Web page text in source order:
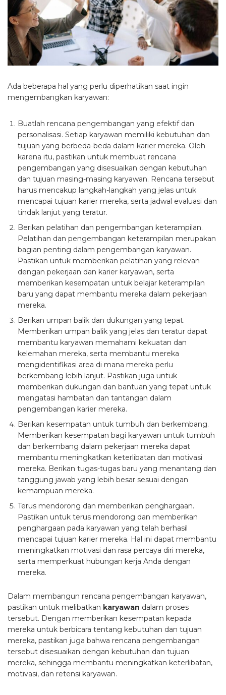
Ada beberapa hal yang perlu diperhatikan saat ingin
mengembangkan karyawan:
Buatlah rencana pengembangan yang efektif dan
personalisasi. Setiap karyawan memiliki kebutuhan dan
tujuan yang berbeda-beda dalam karier mereka. Oleh
karena itu, pastikan untuk membuat rencana
pengembangan yang disesuaikan dengan kebutuhan
dan tujuan masing-masing karyawan. Rencana tersebut
harus mencakup langkah-langkah yang jelas untuk
mencapai tujuan karier mereka, serta jadwal evaluasi dan
tindak lanjut yang teratur.
Berikan pelatihan dan pengembangan keterampilan.
Pelatihan dan pengembangan keterampilan merupakan
bagian penting dalam pengembangan karyawan.
Pastikan untuk memberikan pelatihan yang relevan
dengan pekerjaan dan karier karyawan, serta
memberikan kesempatan untuk belajar keterampilan
baru yang dapat membantu mereka dalam pekerjaan
mereka.
Berikan umpan balik dan dukungan yang tepat.
Memberikan umpan balik yang jelas dan teratur dapat
membantu karyawan memahami kekuatan dan
kelemahan mereka, serta membantu mereka
mengidentifikasi area di mana mereka perlu
berkembang lebih lanjut. Pastikan juga untuk
memberikan dukungan dan bantuan yang tepat untuk
mengatasi hambatan dan tantangan dalam
pengembangan karier mereka.
Berikan kesempatan untuk tumbuh dan berkembang.
Memberikan kesempatan bagi karyawan untuk tumbuh
dan berkembang dalam pekerjaan mereka dapat
membantu meningkatkan keterlibatan dan motivasi
mereka. Berikan tugas-tugas baru yang menantang dan
tanggung jawab yang lebih besar sesuai dengan
kemampuan mereka.
Terus mendorong dan memberikan penghargaan.
Pastikan untuk terus mendorong dan memberikan
penghargaan pada karyawan yang telah berhasil
mencapai tujuan karier mereka. Hal ini dapat membantu
meningkatkan motivasi dan rasa percaya diri mereka,
serta memperkuat hubungan kerja Anda dengan
mereka.
Dalam membangun rencana pengembangan karyawan,
pastikan untuk melibatkan karyawan dalam proses
tersebut. Dengan memberikan kesempatan kepada
mereka untuk berbicara tentang kebutuhan dan tujuan
mereka, pastikan juga bahwa rencana pengembangan
tersebut disesuaikan dengan kebutuhan dan tujuan
mereka, sehingga membantu meningkatkan keterlibatan,
motivasi, dan retensi karyawan.